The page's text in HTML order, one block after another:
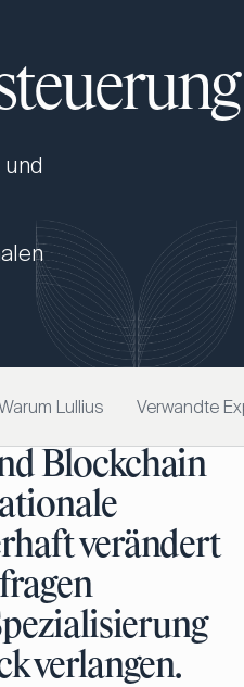
Lullius Verwandte
Blockchain
verändert
verlangen.